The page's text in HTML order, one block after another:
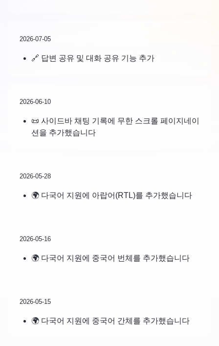
2026-07-05
🔗 답변 공유 및 대화 공유 기능 추가
2026-06-10
📜 사이드바 채팅 기록에 무한 스크롤 페이지네이
션을 추가했습니다
2026-05-28
🌍 다국어 지원에 아랍어(RTL)를 추가했습니다
2026-05-16
🌍 다국어 지원에 중국어 번체를 추가했습니다
2026-05-15
🌍 다국어 지원에 중국어 간체를 추가했습니다